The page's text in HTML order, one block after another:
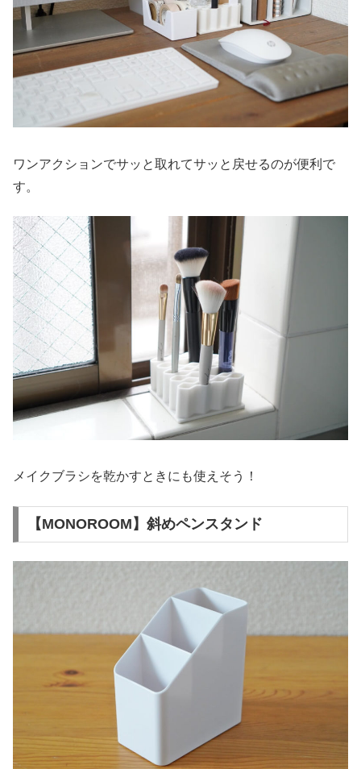
ワンアクションでサッと取れてサッと戻せるのが便利で
す。
メイクブラシを乾かすときにも使えそう！
【MONOROOM】斜めペンスタンド